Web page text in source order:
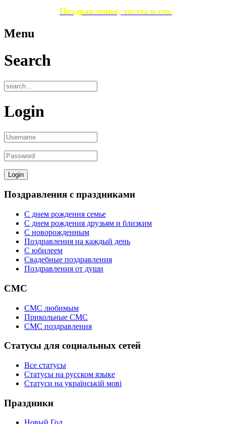
Поздравления, тосты и смс
Menu
Search
Login
Поздравления с праздниками
С днем рождения семье
С днем рождения друзьям и близким
C новорожденным
Поздравления на каждый день
С юбилеем
Свадебные поздравления
Поздравления от души
СМС
СМС любимым
Прикольные СМС
СМС поздравления
Статусы для социальных сетей
Все статусы
Статусы на русском языке
Статуси на українській мові
Праздники